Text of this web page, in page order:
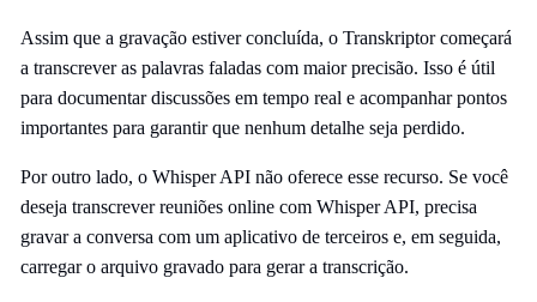
Assim que a gravação estiver concluída, o Transkriptor começará
a transcrever as palavras faladas com maior precisão. Isso é útil
para documentar discussões em tempo real e acompanhar pontos
importantes para garantir que nenhum detalhe seja perdido.
Por outro lado, o Whisper API não oferece esse recurso. Se você
deseja transcrever reuniões online com Whisper API, precisa
gravar a conversa com um aplicativo de terceiros e, em seguida,
carregar o arquivo gravado para gerar a transcrição.